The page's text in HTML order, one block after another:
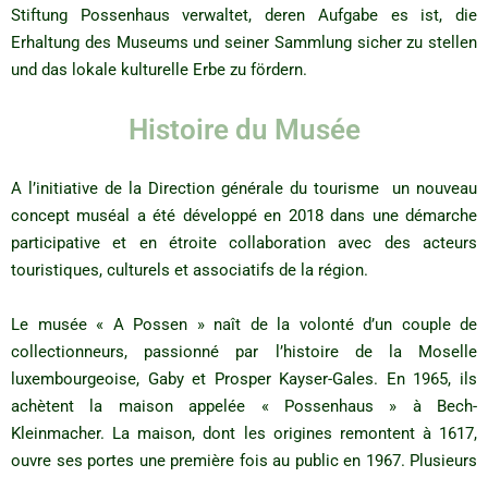
Stiftung Possenhaus verwaltet, deren Aufgabe es ist, die
Erhaltung des Museums und seiner Sammlung sicher zu stellen
und das lokale kulturelle Erbe zu fördern.
Histoire du Musée
A l’initiative de la Direction générale du tourisme un nouveau
concept muséal a été développé en 2018 dans une démarche
participative et en étroite collaboration avec des acteurs
touristiques, culturels et associatifs de la région.
Le musée « A Possen » naît de la volonté d’un couple de
collectionneurs, passionné par l’histoire de la Moselle
luxembourgeoise, Gaby et Prosper Kayser-Gales. En 1965, ils
achètent la maison appelée « Possenhaus » à Bech-
Kleinmacher. La maison, dont les origines remontent à 1617,
ouvre ses portes une première fois au public en 1967. Plusieurs